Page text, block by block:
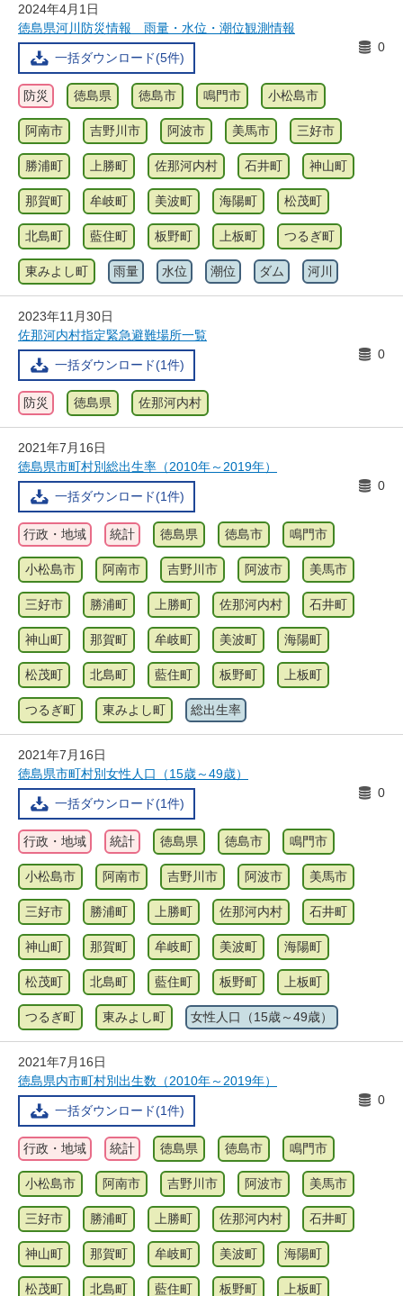
2024年4月1日
徳島県河川防災情報 雨量・水位・潮位観測情報
一括ダウンロード(5件)
0
防災 徳島県 徳島市 鳴門市 小松島市
阿南市 吉野川市 阿波市 美馬市 三好市
勝浦町 上勝町 佐那河内村 石井町 神山町
那賀町 牟岐町 美波町 海陽町 松茂町
北島町 藍住町 板野町 上板町 つるぎ町
東みよし町 雨量 水位 潮位 ダム 河川
2023年11月30日
佐那河内村指定緊急避難場所一覧
一括ダウンロード(1件)
0
防災 徳島県 佐那河内村
2021年7月16日
徳島県市町村別総出生率（2010年～2019年）
一括ダウンロード(1件)
0
行政・地域 統計 徳島県 徳島市 鳴門市
小松島市 阿南市 吉野川市 阿波市 美馬市
三好市 勝浦町 上勝町 佐那河内村 石井町
神山町 那賀町 牟岐町 美波町 海陽町
松茂町 北島町 藍住町 板野町 上板町
つるぎ町 東みよし町 総出生率
2021年7月16日
徳島県市町村別女性人口（15歳～49歳）
一括ダウンロード(1件)
0
行政・地域 統計 徳島県 徳島市 鳴門市
小松島市 阿南市 吉野川市 阿波市 美馬市
三好市 勝浦町 上勝町 佐那河内村 石井町
神山町 那賀町 牟岐町 美波町 海陽町
松茂町 北島町 藍住町 板野町 上板町
つるぎ町 東みよし町 女性人口（15歳～49歳）
2021年7月16日
徳島県内市町村別出生数（2010年～2019年）
一括ダウンロード(1件)
0
行政・地域 統計 徳島県 徳島市 鳴門市
小松島市 阿南市 吉野川市 阿波市 美馬市
三好市 勝浦町 上勝町 佐那河内村 石井町
神山町 那賀町 牟岐町 美波町 海陽町
松茂町 北島町 藍住町 板野町 上板町